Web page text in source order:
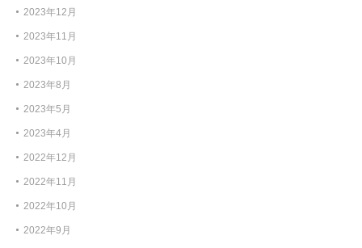
2023年12月
2023年11月
2023年10月
2023年8月
2023年5月
2023年4月
2022年12月
2022年11月
2022年10月
2022年9月